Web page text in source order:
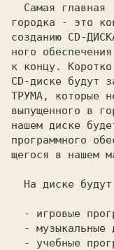
городка - это
созданию CD-
ного обеспечения
к концу.
CD-диске будут
ТРУМА, которые
выпущенного в
нашем диске
программного
щегося в нашем
- игровые
-
-